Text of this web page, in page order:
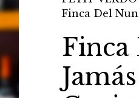
Finca Del
Finca